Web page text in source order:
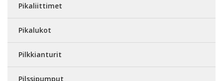
Pikaliittimet
Pikalukot
Pilkkianturit
Pilssipumput